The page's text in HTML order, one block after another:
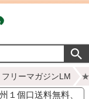
フリーマガジンLM ★
１個口送料無料、